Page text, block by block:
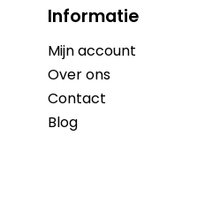
Informatie
Mijn account
Over ons
Contact
Blog